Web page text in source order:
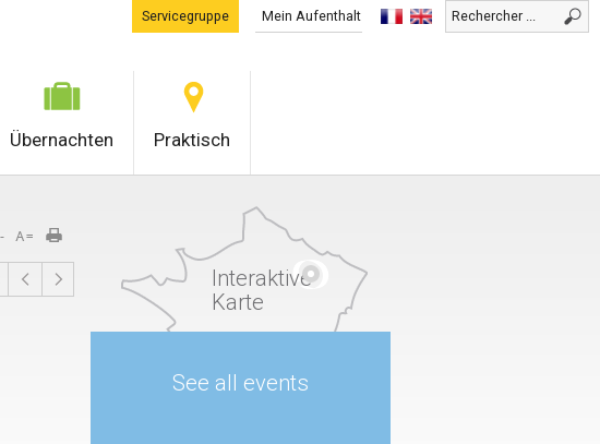
Mein Aufenthalt
Servicegruppe
Übernachten Praktisch
Interaktive
Karte
See all events